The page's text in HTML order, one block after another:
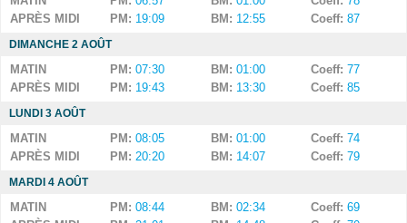
APRÈS MIDI
PM: 19:09 BM: 12:55 Coeff: 87
DIMANCHE 2 AOÛT
MATIN PM: 07:30 BM: 01:00 Coeff: 77
APRÈS MIDI
PM: 19:43 BM: 13:30 Coeff: 85
LUNDI 3 AOÛT
MATIN PM: 08:05 BM: 01:00 Coeff: 74
APRÈS MIDI
PM: 20:20 BM: 14:07 Coeff: 79
MARDI 4 AOÛT
MATIN PM: 08:44 BM: 02:34 Coeff: 69